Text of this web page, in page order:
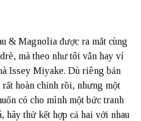
& Magnolia được ra mắt cùng
mà theo như tôi vẫn hay ví
Issey Miyake. Dù riêng bản
hoàn chỉnh rồi, nhưng một
có cho mình một bức tranh
hãy thử kết hợp cả hai với nhau